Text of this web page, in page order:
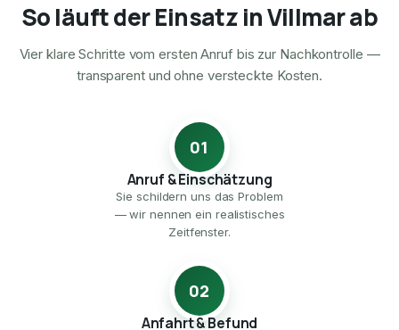
So läuft der Einsatz in Villmar ab
Vier klare Schritte vom ersten Anruf bis zur Nachkontrolle —
transparent und ohne versteckte Kosten.
01
Anruf & Einschätzung
Sie schildern uns das Problem
— wir nennen ein realistisches
Zeitfenster.
02
Anfahrt & Befund